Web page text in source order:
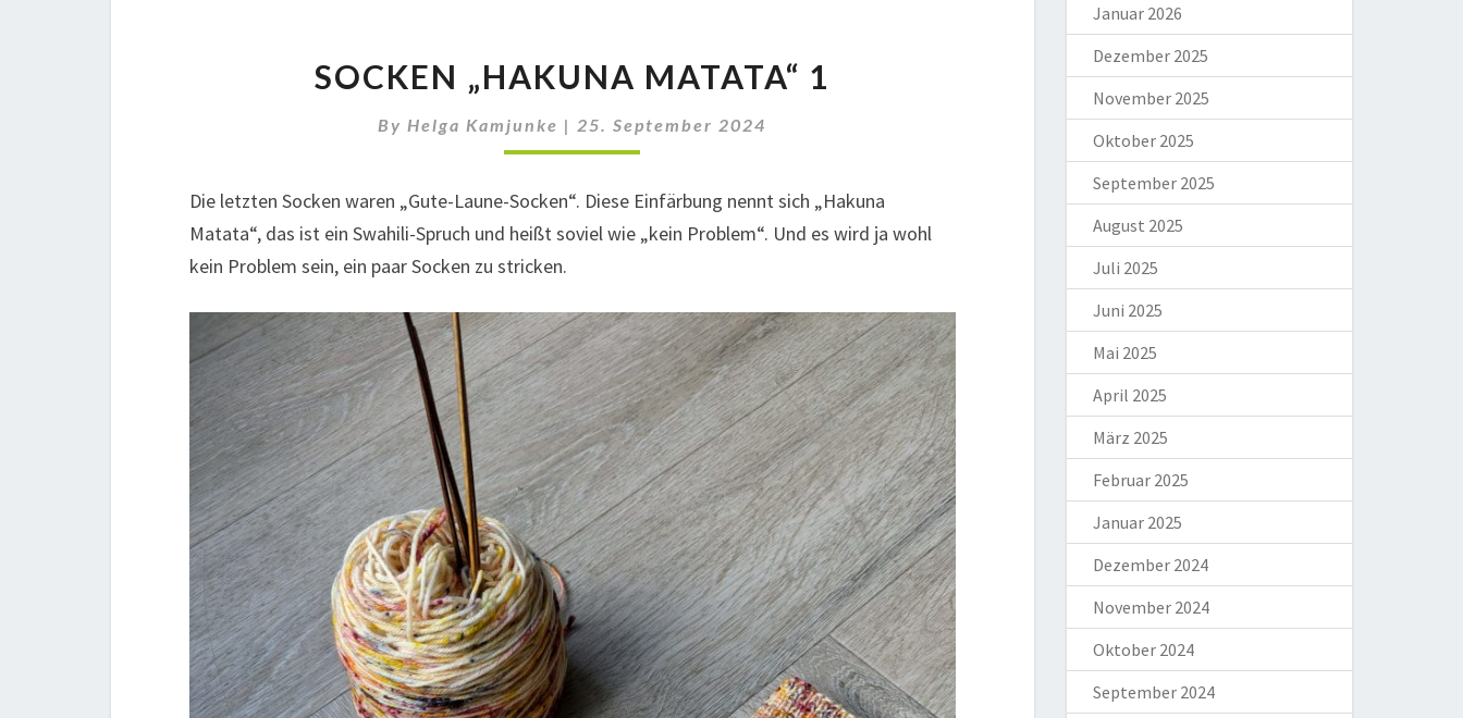
„HAKUNA
1
SOCKEN „HAKUNA MATATA“ 1
ByHelga Kamjunke | 25. September 2024
Die letzten Socken waren „Gute-Laune-Socken“. Diese Einfärbung nennt sich „Hakuna
Matata“, das ist ein Swahili-Spruch und heißt soviel wie „kein Problem“. Und es wird ja wohl
kein Problem sein, ein paar Socken zu stricken.
Januar 2026
Dezember 2025
November 2025
Oktober 2025
September 2025
August 2025
Juli 2025
Juni 2025
Mai 2025
April 2025
März 2025
Februar 2025
Januar 2025
Dezember 2024
November 2024
Oktober 2024
September 2024